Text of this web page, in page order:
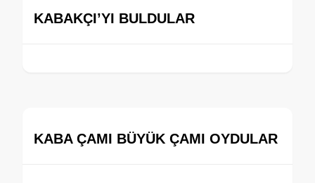
KABAKÇI’YI BULDULAR
KABA ÇAMI BÜYÜK ÇAMI OYDULAR